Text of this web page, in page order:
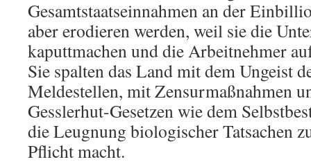
Gesamtstaatseinnahmen an der
aber erodieren werden, weil sie die
kaputtmachen und die Arbeitnehmer
Sie spalten das Land mit dem Ungeist
Meldestellen, mit Zensurmaßnahmen
Gesslerhut-Gesetzen wie dem
die Leugnung biologischer Tatsachen
Pflicht macht.